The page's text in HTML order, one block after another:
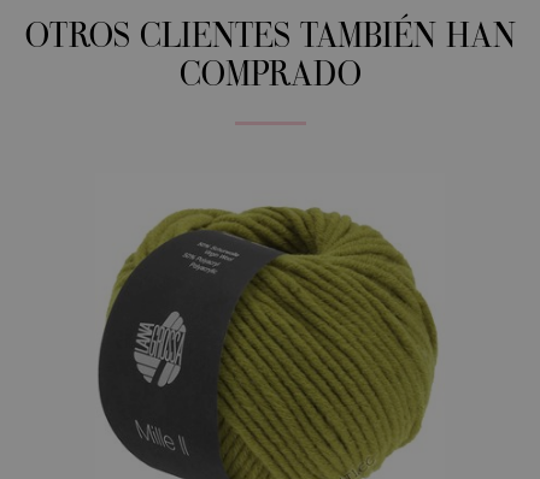
OTROS CLIENTES TAMBIÉN HAN
COMPRADO